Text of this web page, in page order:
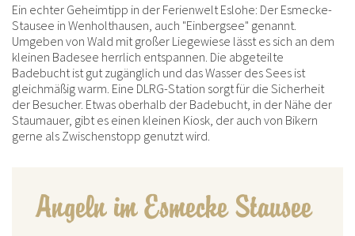
Ein echter Geheimtipp in der Ferienwelt Eslohe: Der Esmecke-
Stausee in Wenholthausen, auch "Einbergsee" genannt.
Umgeben von Wald mit großer Liegewiese lässt es sich an dem
kleinen Badesee herrlich entspannen. Die abgeteilte
Badebucht ist gut zugänglich und das Wasser des Sees ist
gleichmäßig warm. Eine DLRG-Station sorgt für die Sicherheit
der Besucher. Etwas oberhalb der Badebucht, in der Nähe der
Staumauer, gibt es einen kleinen Kiosk, der auch von Bikern
gerne als Zwischenstopp genutzt wird.
Angeln im Esmecke Stausee